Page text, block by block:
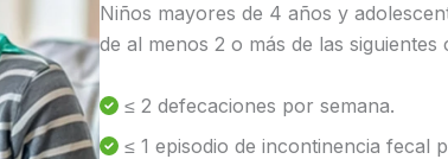
Niños mayores de 4 años y
de al menos 2 o más de las siguientes
≤ 2 defecaciones por semana.
≤ 1 episodio de incontinencia fecal